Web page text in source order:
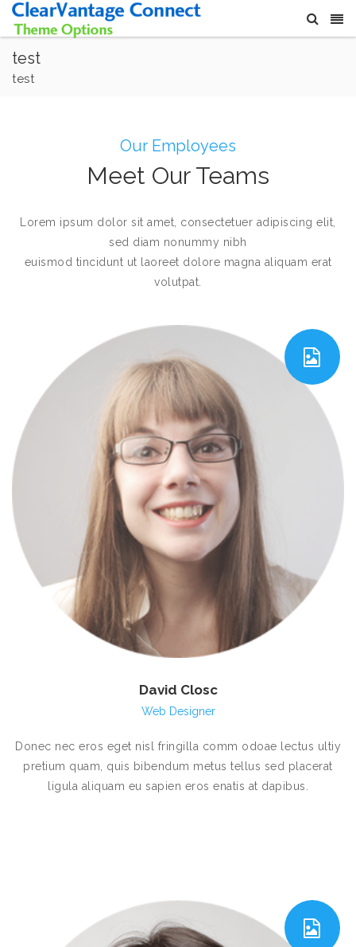
test
test
Our Employees
Meet Our Teams
Lorem ipsum dolor sit amet, consectetuer adipiscing elit,
sed diam nonummy nibh
euismod tincidunt ut laoreet dolore magna aliquam erat
volutpat.
David Closc
Web Designer
Donec nec eros eget nisl fringilla comm odoae lectus ultiy
pretium quam, quis bibendum metus tellus sed placerat
ligula aliquam eu sapien eros enatis at dapibus.